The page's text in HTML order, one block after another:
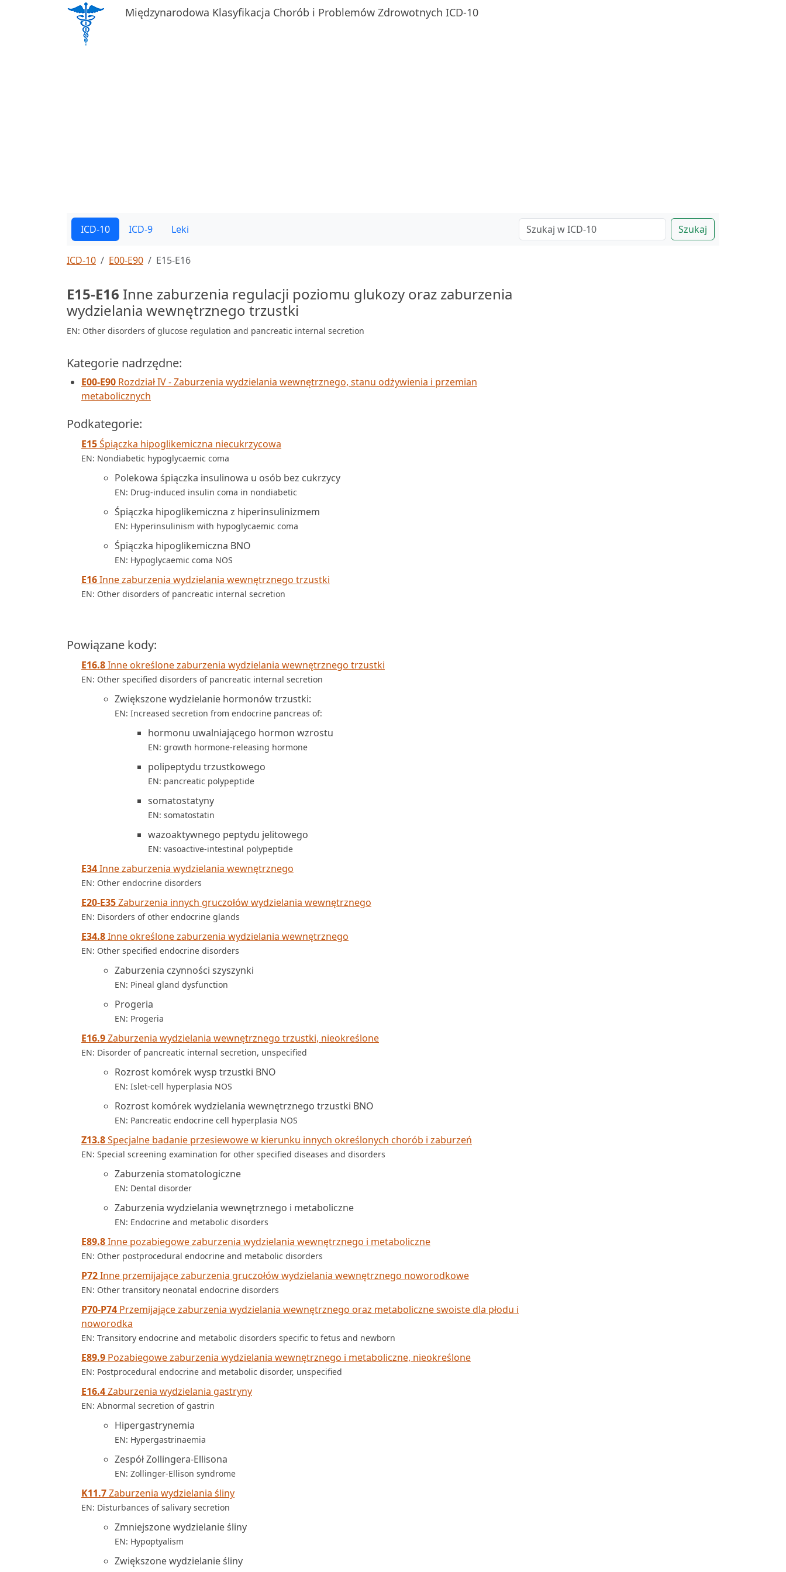
Międzynarodowa Klasyfikacja Chorób i Problemów Zdrowotnych ICD-10
ICD-10 ICD-9 Leki Szukaj
ICD-10 E00-E90 E15-E16
E15-E16 Inne zaburzenia regulacji poziomu glukozy oraz zaburzenia
wydzielania wewnętrznego trzustki
EN: Other disorders of glucose regulation and pancreatic internal secretion
Kategorie nadrzędne:
E00-E90 Rozdział IV - Zaburzenia wydzielania wewnętrznego, stanu odżywienia i przemian
metabolicznych
Podkategorie:
E15Śpiączka hipoglikemiczna niecukrzycowa
EN: Nondiabetic hypoglycaemic coma
Polekowa śpiączka insulinowa u osób bez cukrzycy
EN: Drug-induced insulin coma in nondiabetic
Śpiączka hipoglikemiczna z hiperinsulinizmem
EN: Hyperinsulinism with hypoglycaemic coma
Śpiączka hipoglikemiczna BNO
EN: Hypoglycaemic coma NOS
E16Inne zaburzenia wydzielania wewnętrznego trzustki
EN: Other disorders of pancreatic internal secretion
Powiązane kody:
E16.8Inne określone zaburzenia wydzielania wewnętrznego trzustki
EN: Other specified disorders of pancreatic internal secretion
Zwiększone wydzielanie hormonów trzustki:
EN: Increased secretion from endocrine pancreas of:
hormonu uwalniającego hormon wzrostu
EN: growth hormone-releasing hormone
polipeptydu trzustkowego
EN: pancreatic polypeptide
somatostatyny
EN: somatostatin
wazoaktywnego peptydu jelitowego
EN: vasoactive-intestinal polypeptide
E34Inne zaburzenia wydzielania wewnętrznego
EN: Other endocrine disorders
E20-E35Zaburzenia innych gruczołów wydzielania wewnętrznego
EN: Disorders of other endocrine glands
E34.8Inne określone zaburzenia wydzielania wewnętrznego
EN: Other specified endocrine disorders
Zaburzenia czynności szyszynki
EN: Pineal gland dysfunction
Progeria
EN: Progeria
E16.9Zaburzenia wydzielania wewnętrznego trzustki, nieokreślone
EN: Disorder of pancreatic internal secretion, unspecified
Rozrost komórek wysp trzustki BNO
EN: Islet-cell hyperplasia NOS
Rozrost komórek wydzielania wewnętrznego trzustki BNO
EN: Pancreatic endocrine cell hyperplasia NOS
Z13.8Specjalne badanie przesiewowe w kierunku innych określonych chorób i zaburzeń
EN: Special screening examination for other specified diseases and disorders
Zaburzenia stomatologiczne
EN: Dental disorder
Zaburzenia wydzielania wewnętrznego i metaboliczne
EN: Endocrine and metabolic disorders
E89.8Inne pozabiegowe zaburzenia wydzielania wewnętrznego i metaboliczne
EN: Other postprocedural endocrine and metabolic disorders
P72Inne przemijające zaburzenia gruczołów wydzielania wewnętrznego noworodkowe
EN: Other transitory neonatal endocrine disorders
P70-P74 Przemijające zaburzenia wydzielania wewnętrznego oraz metaboliczne swoiste dla płodu i
noworodka
EN: Transitory endocrine and metabolic disorders specific to fetus and newborn
E89.9 Pozabiegowe zaburzenia wydzielania wewnętrznego i metaboliczne, nieokreślone
EN: Postprocedural endocrine and metabolic disorder, unspecified
E16.4Zaburzenia wydzielania gastryny
EN: Abnormal secretion of gastrin
Hipergastrynemia
EN: Hypergastrinaemia
Zespół Zollingera-Ellisona
EN: Zollinger-Ellison syndrome
K11.7Zaburzenia wydzielania śliny
EN: Disturbances of salivary secretion
Zmniejszone wydzielanie śliny
EN: Hypoptyalism
Zwiększone wydzielanie śliny